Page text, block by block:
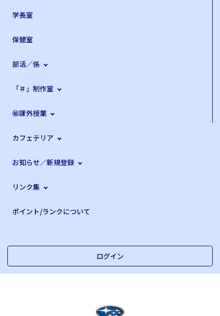
学長室
保健室
部活／係
「＃」制作室
㊙課外授業
カフェテリア
お知らせ／新規登録
リンク集
ポイント/ランクについて
ログイン